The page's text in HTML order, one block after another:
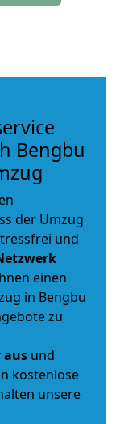
Bengbu
der Umzug
und
einen
in Bengbu
zu
aus und
kostenlose
unsere